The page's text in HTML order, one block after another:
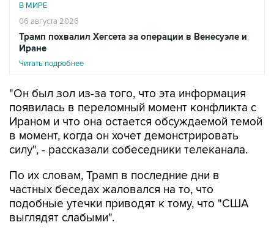
В МИРЕ
06 августа 2026
Трамп похвалил Хегсета за операции в Венесуэле и
Иране
Читать подробнее
"Он был зол из-за того, что эта информация
появилась в переломный момент конфликта с
Ираном и что она остается обсуждаемой темой
в момент, когда он хочет демонстрировать
силу", - рассказали собеседники телеканала.
По их словам, Трамп в последние дни в
частных беседах жаловался на то, что
подобные утечки приводят к тому, что "США
выглядят слабыми".